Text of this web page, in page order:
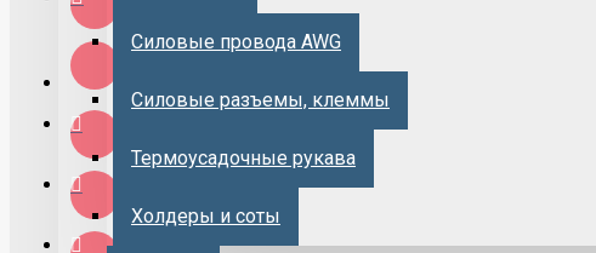
Силовые провода AWG
Силовые разъемы, клеммы
Термоусадочные рукава
Холдеры и соты